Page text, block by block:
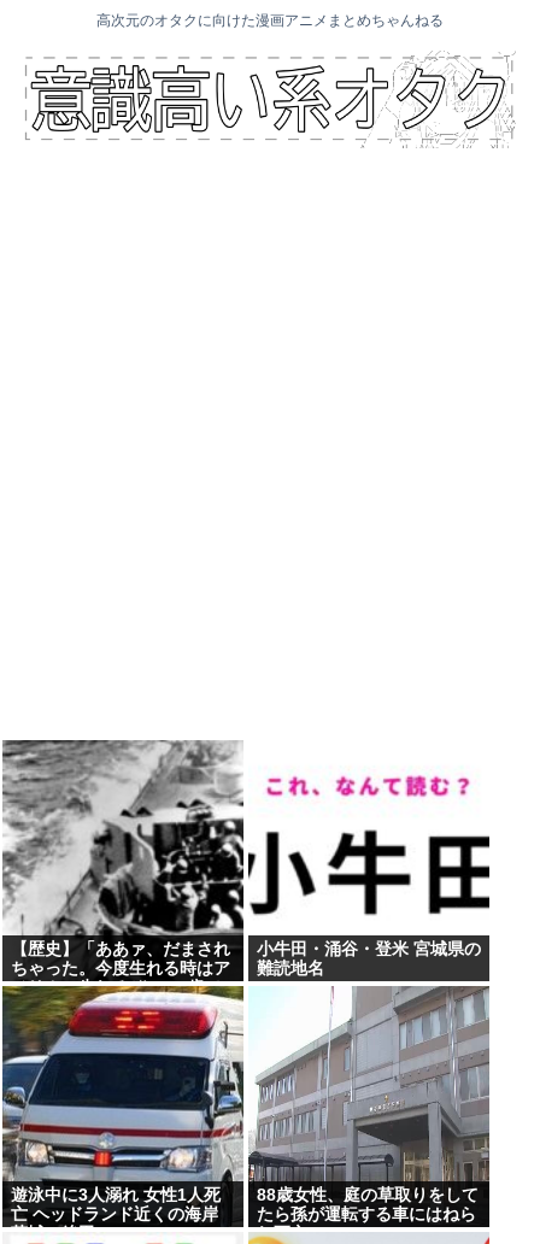
高次元のオタクに向けた漫画アニメまとめちゃんねる
【歴史】「ああァ、だまされ
ちゃった。今度生れる時はア
メリカへ生れるぞ」 22歳で
戦死した特攻隊員が出撃前の
日記に残した”本音”
小牛田・涌谷・登米 宮城県の
難読地名
遊泳中に3人溺れ 女性1人死
亡 ヘッドランド近くの海岸
茨城・鉾田
88歳女性、庭の草取りをして
たら孫が運転する車にはねら
れ死亡